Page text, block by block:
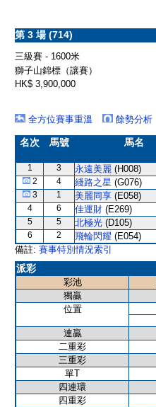
第 3 場 (714)
三級賽 - 1600米
獅子山錦標（讓賽）
HK$ 3,900,000
全方位賽事重溫
餘勢分析
名次 馬號 馬名
1 3 永遠美麗 (H008)
2 4 綫路之星 (G076)
3 1 美麗同享 (E058)
4 6 佳運財 (E269)
5 5 北極光 (D105)
6 2 飛輪閃耀 (E054)
備註: 賽事特別情況索引
派彩
彩池
獨贏
位置
連贏
二重彩
三重彩
單T
四連環
四重彩